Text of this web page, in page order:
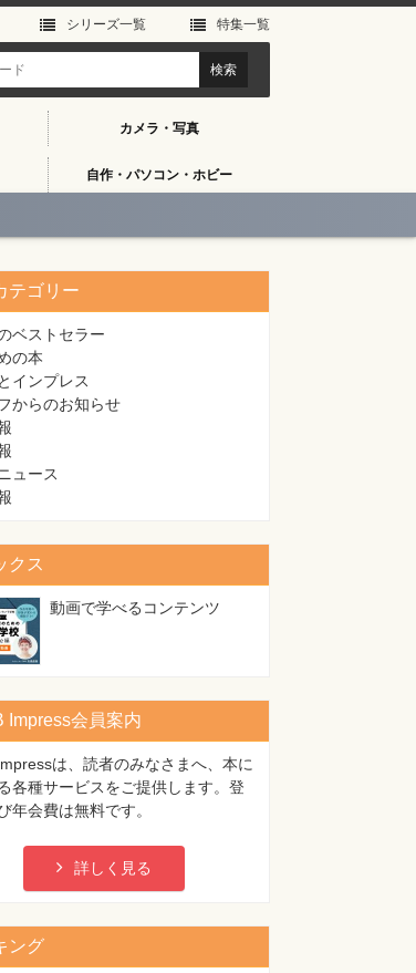
カメラ・写真
自作・パソコン・ホビー
シリーズ⼀覧 特集⼀覧
テゴリー
ベストセラー
の本
インプレス
からのお知らせ
ュース
クス
動画で学べるコンテンツ
Impress会員案内
は、読者のみなさまへ、本に
各種サービスをご提供します。登
年会費は無料です。
詳しく見る
ング